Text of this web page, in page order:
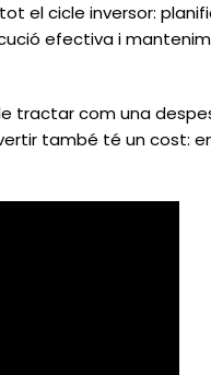
el cicle inversor:
efectiva i
tractar com una
també té un cost: